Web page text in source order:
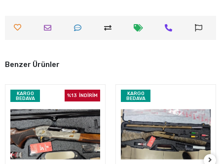
Benzer Ürünler
KARGO
BEDAVA
%13 İNDİRİM
KARGO
BEDAVA